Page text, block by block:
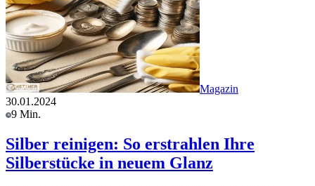
Magazin
30.01.2024
9 Min.
Silber reinigen: So erstrahlen Ihre
Silberstücke in neuem Glanz